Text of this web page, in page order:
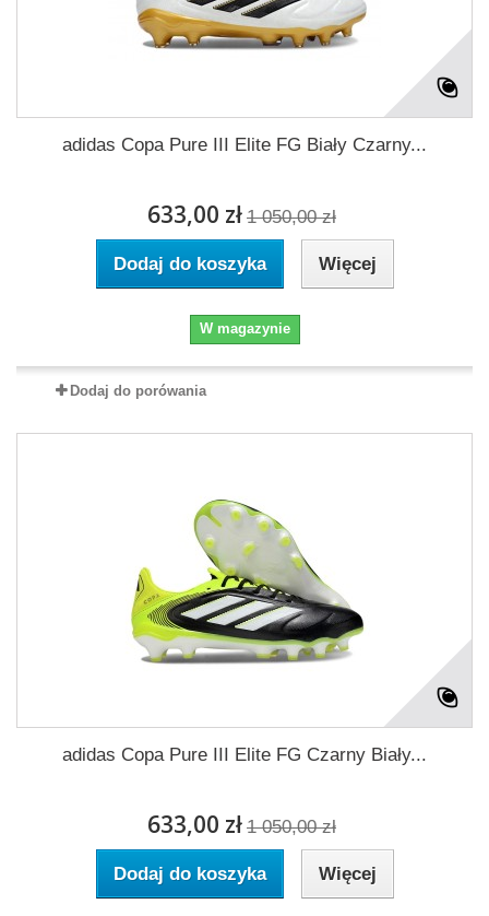
adidas Copa Pure III Elite FG Biały Czarny...
633,00 zł 1 050,00 zł
Dodaj do koszyka Więcej
W magazynie
Dodaj do porówania
adidas Copa Pure III Elite FG Czarny Biały...
633,00 zł 1 050,00 zł
Dodaj do koszyka Więcej